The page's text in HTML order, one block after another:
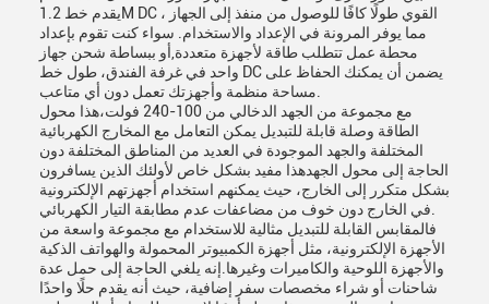
يقدم خط 1.2M DC القوي طولًا كافًا للوصول من منفذ إلى الجهاز ،
مما يوفر المرونة في الإعداد والاستخدام. سواء كنت تقوم بإعداد
محطة عمل تتطلب طاقة لأجهزة متعددة,أو ببساطة شحن جهاز
واحد في غرفة الفندق، طول خط DC يضمن أن يمكنك الحفاظ على
مع مجموعة من الجهد الدخالي من 100-240 فولت،هذا محول
الطاقة وصلة قابلة للتبديل يمكن التعامل مع المخارج الكهربائية
المختلفة والجهد الموجودة في العديد من المناطق المختلفة دون
الحاجة إلى محول الجهدهذا مفيد بشكل خاص لأولئك الذين يسافرون
بشكل متكرر إلى الخارج، حيث يمكنهم استخدام أجهزتهم الإلكترونية
فالمقابس القابلة للتبديل مثالية للاستخدام مع مجموعة واسعة من
الأجهزة الإلكترونية، مثل أجهزة الكمبيوتر المحمولة والهواتف الذكية
والأجهزة اللوحية والكاميرات وغيرها.إنه يلغي الحاجة إلى حمل عدة
شاحنات أو شراء مخصصات سفر إضافية، حيث أنه يقدم حلًا واحدًا